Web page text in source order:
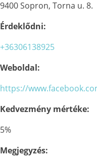
9400 Sopron, Torna u. 8.
Érdeklődni:
+36306138925
Weboldal:
https://
Kedvezmény mértéke:
5%
Megjegyzés: